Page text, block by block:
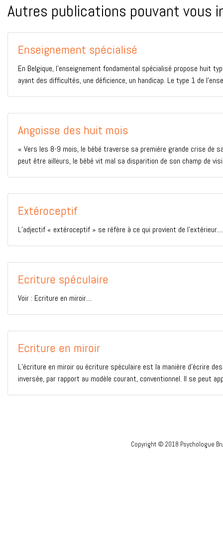
Autres publications pouvant vous
Enseignement spécialisé
En Belgique, l’enseignement fondamental spécialisé propose huit
ayant des difficultés, une déficience, un handicap. Le type 1 de
Angoisse des huit mois
« Vers les 8-9 mois, le bébé traverse sa première grande crise de
peut être ailleurs, le bébé vit mal sa disparition de son champ de
Extéroceptif
L’adjectif « extéroceptif » se réfère à ce qui provient de l’extérieur....
Ecriture spéculaire
Voir : Ecriture en miroir....
Ecriture en miroir
L’écriture en miroir ou écriture spéculaire est la manière d’écrire
inversée, par rapport au modèle courant, conventionnel. Il se peut
Copyright © 2018 Psychologue